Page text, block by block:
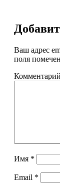
Ваш адрес
поля
Комментарий
Имя *
Email *